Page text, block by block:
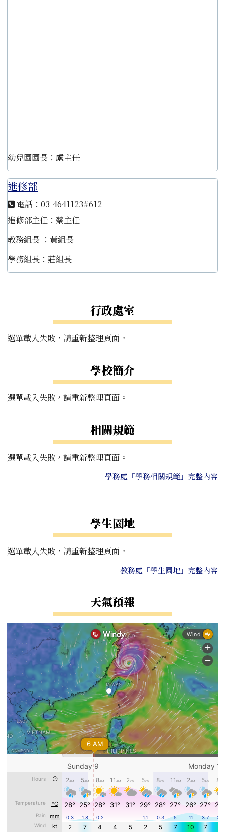
幼兒園園長：盧主任
進修部
電話：03-4641123#612
進修部主任：蔡主任
教務組長 ：黃組長
學務組長：莊組長
行政處室
選單載入失敗，請重新整理頁面。
學校簡介
選單載入失敗，請重新整理頁面。
相關規範
選單載入失敗，請重新整理頁面。
學務處「學務相關規範」完整內容
學生園地
選單載入失敗，請重新整理頁面。
教務處「學生園地」完整內容
天氣預報